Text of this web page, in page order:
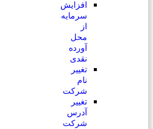
افزایش
سرمایه
از
محل
آورده
نقدی
تغییر
نام
شرکت
تغییر
آدرس
شرکت